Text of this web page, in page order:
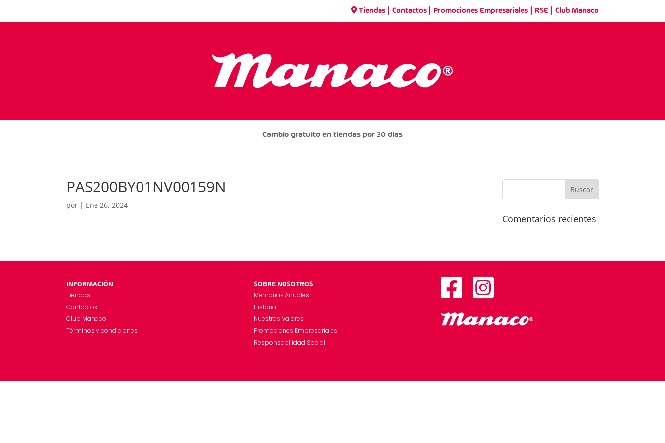
Tiendas| Contactos| Promociones Empresariales| RSE| Club Manaco
Cambio gratuito en tiendas por 30 días
PAS200BY01NV00159N
por | Ene 26, 2024
Comentarios recientes
INFORMACIÓN
Tiendas
Contactos
Club Manaco
Términos y condiciones
SOBRE NOSOTROS
Memorias Anuales
Historia
Nuestros Valores
Promociones Empresariales
Responsabilidad Social